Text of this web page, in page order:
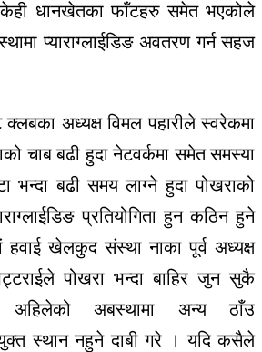
केही धानखेतका फाँटहरु समेत भएकोले
प्याराग्लाईडिङ अवतरण गर्न सहज
क्लबका अध्यक्ष विमल पहारीले स्वरेकमा
चाब बढी हुदा नेटवर्कमा समेत समस्या
भन्दा बढी समय लाग्ने हुदा पोखराको
प्रतियोगिता हुन कठिन हुने
हवाई खेलकुद संस्था नाका पूर्व अध्यक्ष
पोखरा भन्दा बाहिर जुन सुकै
अबस्थामा अन्य ठाँउ
स्थान नहुने दाबी गरे । यदि कसैले